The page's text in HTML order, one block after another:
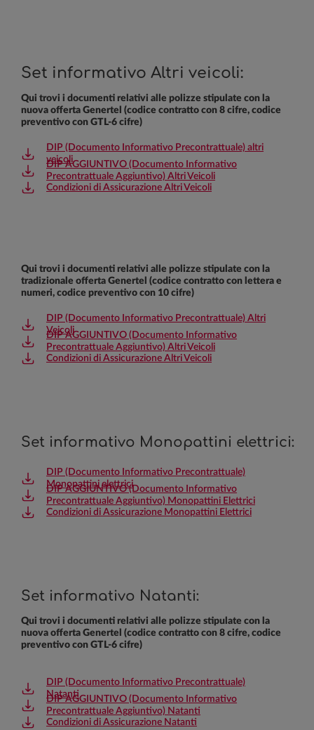
Set informativo Altri veicoli:
Qui trovi i documenti relativi alle polizze stipulate con la
nuova offerta Genertel (codice contratto con 8 cifre, codice
preventivo con GTL-6 cifre)
DIP (Documento Informativo Precontrattuale) altri
veicoli
DIP AGGIUNTIVO (Documento Informativo
Precontrattuale Aggiuntivo) Altri Veicoli
Condizioni di Assicurazione Altri Veicoli
Qui trovi i documenti relativi alle polizze stipulate con la
tradizionale offerta Genertel (codice contratto con lettera e
numeri, codice preventivo con 10 cifre)
DIP (Documento Informativo Precontrattuale) Altri
Veicoli
DIP AGGIUNTIVO (Documento Informativo
Precontrattuale Aggiuntivo) Altri Veicoli
Condizioni di Assicurazione Altri Veicoli
Set informativo Monopattini elettrici:
DIP (Documento Informativo Precontrattuale)
Monopattini elettrici
DIP AGGIUNTIVO (Documento Informativo
Precontrattuale Aggiuntivo) Monopattini Elettrici
Condizioni di Assicurazione Monopattini Elettrici
Set informativo Natanti:
Qui trovi i documenti relativi alle polizze stipulate con la
nuova offerta Genertel (codice contratto con 8 cifre, codice
preventivo con GTL-6 cifre)
DIP (Documento Informativo Precontrattuale)
Natanti
DIP AGGIUNTIVO (Documento Informativo
Precontrattuale Aggiuntivo) Natanti
Condizioni di Assicurazione Natanti